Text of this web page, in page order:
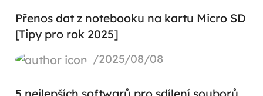
Přenos dat z notebooku na kartu Micro SD
[Tipy pro rok 2025]
/2025/08/08